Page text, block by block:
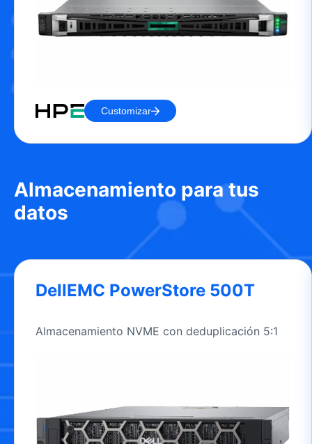
Customizar
Almacenamiento para tus
datos
DellEMC PowerStore 500T
Almacenamiento NVME con deduplicación 5:1